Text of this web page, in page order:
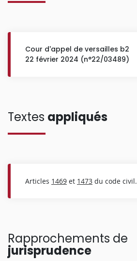
Cour d'appel de versailles b2
22 février 2024 (n°22/03489)
Textes appliqués
Articles 1469 et 1473 du code civil.
Rapprochements de
jurisprudence